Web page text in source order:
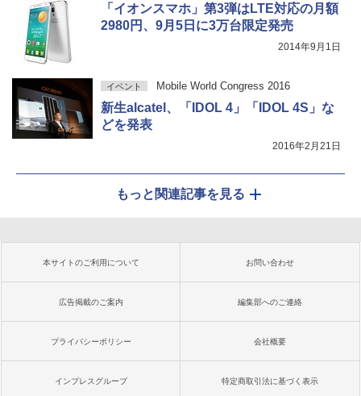
「イオンスマホ」第3弾はLTE対応の月額
2980円、9月5日に3万台限定発売
2014年9月1日
イベント Mobile World Congress 2016
新生alcatel、「IDOL 4」「IDOL 4S」な
どを発表
2016年2月21日
もっと関連記事を見る
本サイトのご利用について お問い合わせ
広告掲載のご案内 編集部へのご連絡
プライバシーポリシー 会社概要
インプレスグループ 特定商取引法に基づく表示